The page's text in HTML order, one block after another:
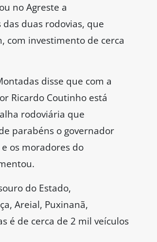
no Agreste a
duas rodovias, que
com investimento de cerca
disse que com a
Ricardo Coutinho está
rodoviária que
parabéns o governador
os moradores do
do Estado,
Areial, Puxinanã,
é de cerca de 2 mil veículos